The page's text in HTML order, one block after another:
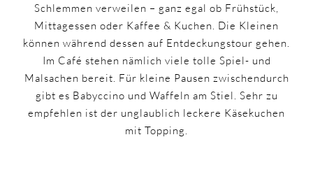
Schlemmen verweilen – ganz egal ob Frühstück,
Mittagessen oder Kaffee & Kuchen. Die Kleinen
können während dessen auf Entdeckungstour gehen.
Im Café stehen nämlich viele tolle Spiel- und
Malsachen bereit. Für kleine Pausen zwischendurch
gibt es Babyccino und Waffeln am Stiel. Sehr zu
empfehlen ist der unglaublich leckere Käsekuchen
mit Topping.